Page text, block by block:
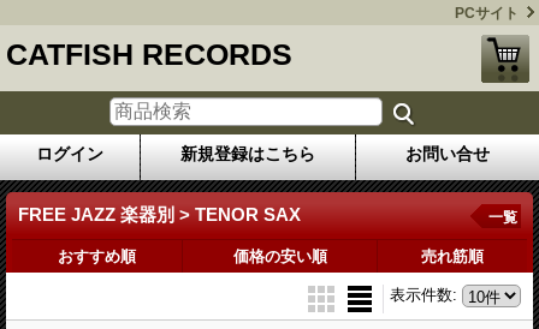
PCサイト
CATFISH RECORDS
ログイン 新規登録はこちら お問い合せ
FREE JAZZ 楽器別 > TENOR SAX 一覧
おすすめ順 価格の安い順 売れ筋順
表示件数: